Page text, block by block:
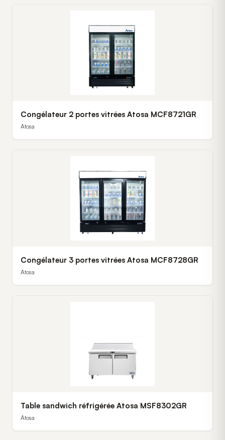
Congélateur 2 portes vitrées Atosa MCF8721GR
Atosa
Congélateur 3 portes vitrées Atosa MCF8728GR
Atosa
Table sandwich réfrigérée Atosa MSF8302GR
Atosa